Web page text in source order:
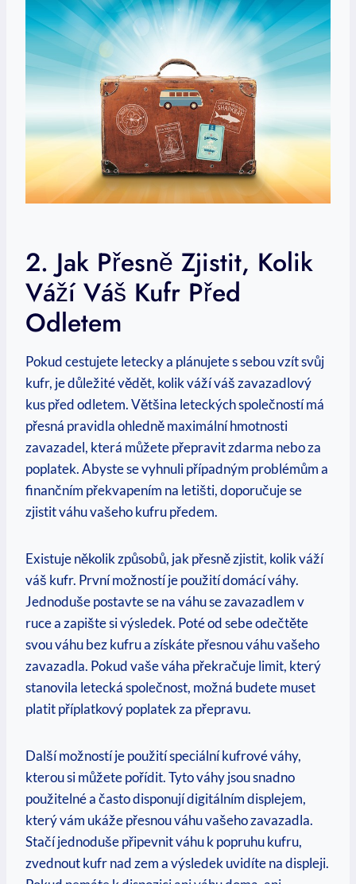
2. Jak Přesně Zjistit, Kolik
Váží Váš Kufr Před
Odletem
Pokud cestujete letecky a plánujete s sebou vzít svůj
kufr, je důležité vědět, kolik váží váš zavazadlový
kus před odletem. Většina leteckých společností má
přesná pravidla ohledně maximální hmotnosti
zavazadel, která můžete přepravit zdarma nebo za
poplatek. Abyste se vyhnuli případným problémům a
finančním překvapením na letišti, doporučuje se
zjistit váhu vašeho kufru předem.
Existuje několik způsobů, jak přesně zjistit, kolik váží
váš kufr. První možností je použití domácí váhy.
Jednoduše postavte se na váhu se zavazadlem v
ruce a zapište si výsledek. Poté od sebe odečtěte
svou váhu bez kufru a získáte přesnou váhu vašeho
zavazadla. Pokud vaše váha překračuje limit, který
stanovila letecká společnost, možná budete muset
platit příplatkový poplatek za přepravu.
Další možností je použití speciální kufrové váhy,
kterou si můžete pořídit. Tyto váhy jsou snadno
použitelné a často disponují digitálním displejem,
který vám ukáže přesnou váhu vašeho zavazadla.
Stačí jednoduše připevnit váhu k popruhu kufru,
zvednout kufr nad zem a výsledek uvidíte na displeji.